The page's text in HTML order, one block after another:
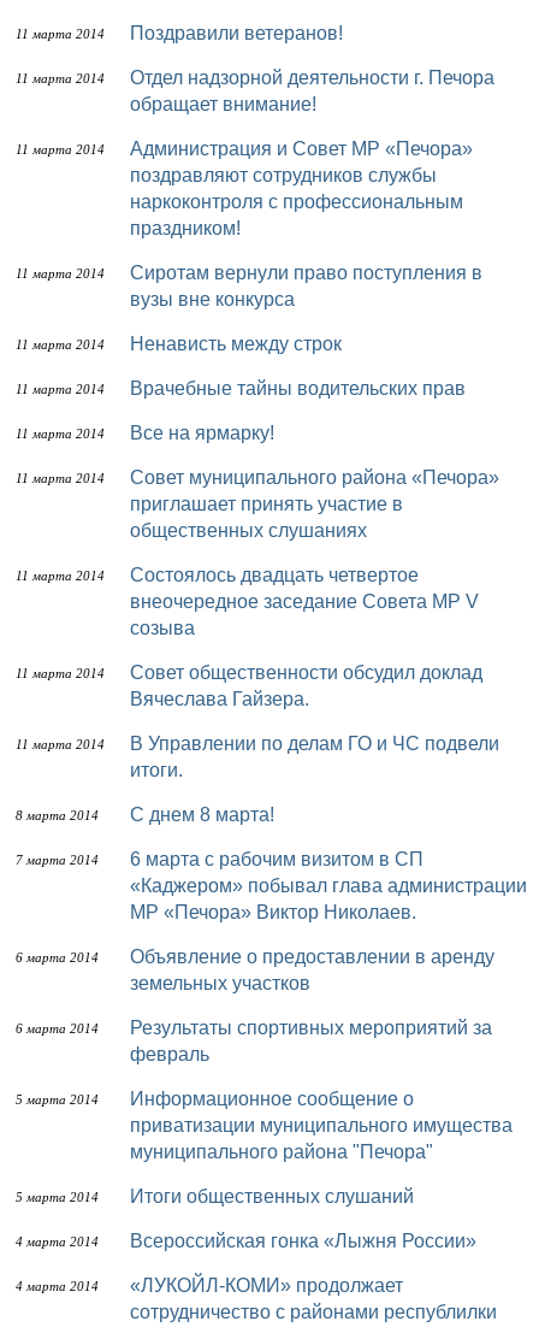
11 марта 2014 Поздравили ветеранов!
11 марта 2014
Отдел надзорной деятельности г. Печора
обращает внимание!
11 марта 2014
Администрация и Совет МР «Печора»
поздравляют сотрудников службы
наркоконтроля с профессиональным
праздником!
11 марта 2014
Сиротам вернули право поступления в
вузы вне конкурса
11 марта 2014 Ненависть между строк
11 марта 2014 Врачебные тайны водительских прав
11 марта 2014 Все на ярмарку!
11 марта 2014
Совет муниципального района «Печора»
приглашает принять участие в
общественных слушаниях
11 марта 2014
Состоялось двадцать четвертое
внеочередное заседание Совета МР V
созыва
11 марта 2014
Совет общественности обсудил доклад
Вячеслава Гайзера.
11 марта 2014
В Управлении по делам ГО и ЧС подвели
итоги.
8 марта 2014 С днем 8 марта!
7 марта 2014
6 марта с рабочим визитом в СП
«Каджером» побывал глава администрации
МР «Печора» Виктор Николаев.
6 марта 2014
Объявление о предоставлении в аренду
земельных участков
6 марта 2014
Результаты спортивных мероприятий за
февраль
5 марта 2014
Информационное сообщение о
приватизации муниципального имущества
муниципального района "Печора"
5 марта 2014 Итоги общественных слушаний
4 марта 2014 Всероссийская гонка «Лыжня России»
4 марта 2014
«ЛУКОЙЛ-КОМИ» продолжает
сотрудничество с районами республилки